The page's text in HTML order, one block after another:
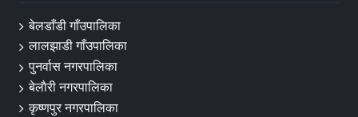
बेलडाँडी गाँउपालिका
लालझाडी गाँउपालिका
पुनर्वास नगरपालिका
बेलाैरी नगरपालिका
कृष्णपुर नगरपालिका